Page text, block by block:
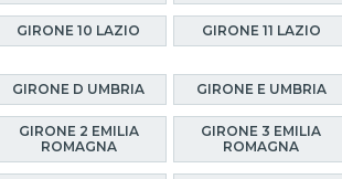
GIRONE 10 LAZIO GIRONE 11 LAZIO
GIRONE D UMBRIA GIRONE E UMBRIA
GIRONE 2 EMILIA
ROMAGNA
GIRONE 3 EMILIA
ROMAGNA